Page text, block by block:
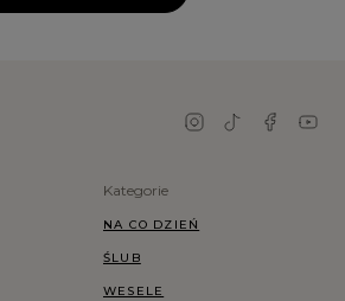
Kategorie
NA CO DZIEŃ
ŚLUB
WESELE